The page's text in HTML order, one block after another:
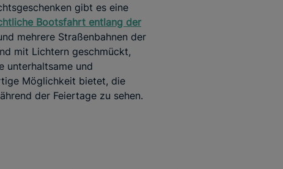
gibt es eine
Bootsfahrt entlang der
mehrere Straßenbahnen der
mit Lichtern geschmückt,
unterhaltsame und
Möglichkeit bietet, die
der Feiertage zu sehen.